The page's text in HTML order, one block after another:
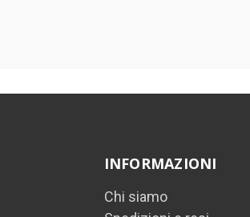
INFORMAZIONI
Chi siamo